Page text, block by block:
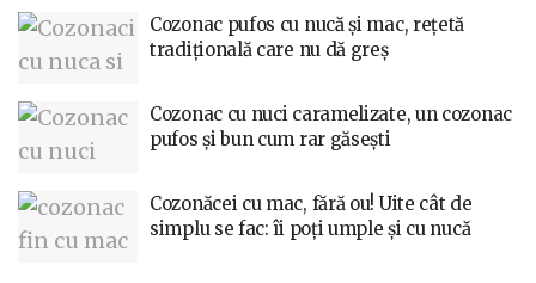
Cozonac pufos cu nucă și mac, rețetă
tradițională care nu dă greș
Cozonac cu nuci caramelizate, un cozonac
pufos și bun cum rar găsești
Cozonăcei cu mac, fără ou! Uite cât de
simplu se fac: îi poți umple și cu nucă